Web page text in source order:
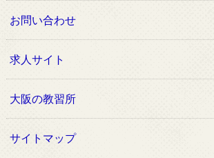
お問い合わせ
求人サイト
大阪の教習所
サイトマップ